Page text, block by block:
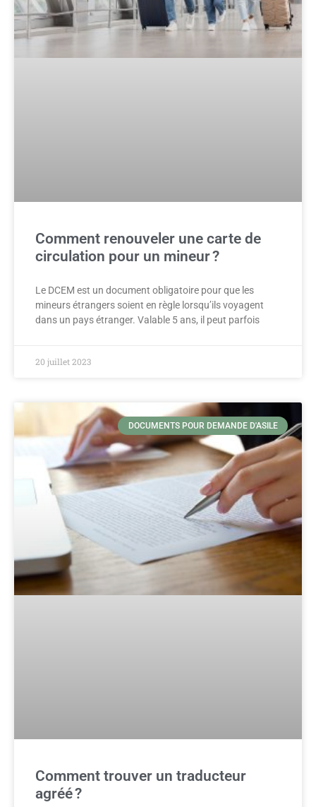
Comment renouveler une carte de
circulation pour un mineur ?
Le DCEM est un document obligatoire pour que les
mineurs étrangers soient en règle lorsqu’ils voyagent
dans un pays étranger. Valable 5 ans, il peut parfois
20 juillet 2023
DOCUMENTS POUR DEMANDE D'ASILE
Comment trouver un traducteur
agréé ?